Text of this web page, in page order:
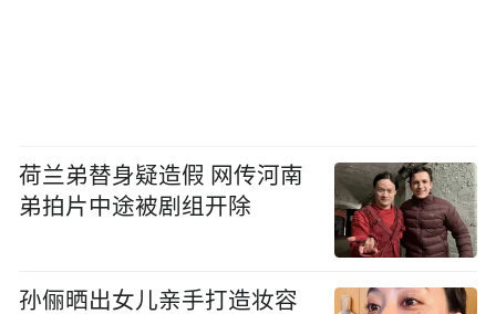
荷兰弟替身疑造假 网传河南
弟拍片中途被剧组开除
孙俪晒出女儿亲手打造妆容